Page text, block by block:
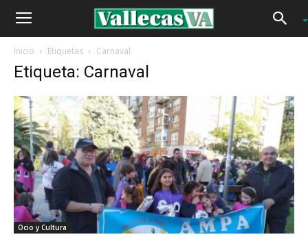
Inicio Etiquetas Carnaval
Etiqueta: Carnaval
Ocio y Cultura